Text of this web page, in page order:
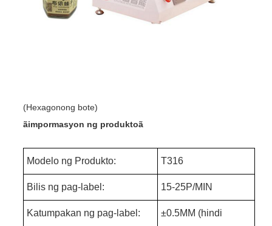
(Hexagonong bote)
ãimpormasyon ng produktoã
Modelo ng Produkto: T316
Bilis ng pag-label: 15-25P/MIN
Katumpakan ng pag-label: ±0.5MM (hindi